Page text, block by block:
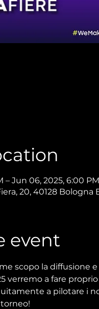
– Jun 06, 2025, 6:00 PM
20, 40128 Bologna
event
scopo la diffusione
verremo a fare
a pilotare i